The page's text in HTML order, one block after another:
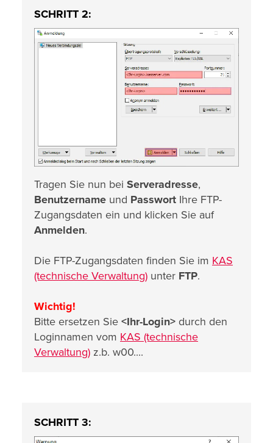
SCHRITT 2:
Tragen Sie nun bei Serveradresse,
Benutzername und Passwort Ihre FTP-
Zugangsdaten ein und klicken Sie auf
Anmelden.
Die FTP-Zugangsdaten finden Sie im KAS
(technische Verwaltung) unter FTP.
Wichtig!
Bitte ersetzen Sie <Ihr-Login> durch den
Loginnamen vom KAS (technische
Verwaltung) z.b. w00....
SCHRITT 3: